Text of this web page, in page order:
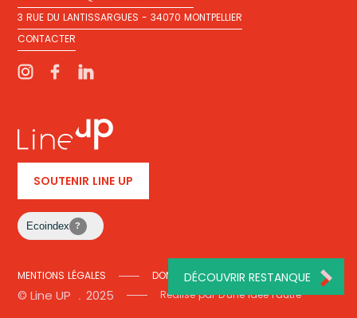
SOUTENIR LINE UP
Ecoindex ?
KEINILIGUAGUA@ATELIERSLINEUP.COM
3 RUE DU LANTISSARGUES - 34070 MONTPELLIER
3 RUE DU LANTISSARGUES - 34070 MONTPELLIER
CONTACTER
MENTIONS LÉGALES
MENTIONS LÉGALES
DONNÉES PERSONNELLES
DONNÉES PERSONNELLES
© Line UP ﹒2025
Réalisé par D'une idée l'autre
DÉCOUVRIR RESTANQUE